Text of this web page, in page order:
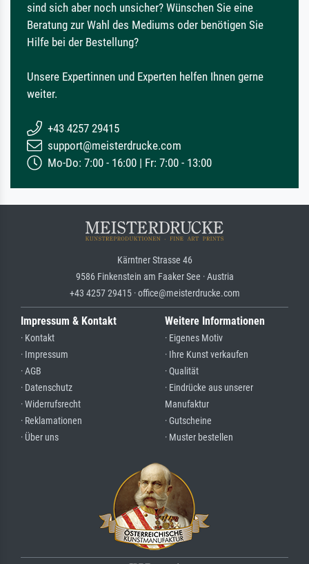
sind sich aber noch unsicher? Wünschen Sie eine
Beratung zur Wahl des Mediums oder benötigen Sie
Hilfe bei der Bestellung?
Unsere Expertinnen und Experten helfen Ihnen gerne
weiter.
+43 4257 29415
support@meisterdrucke.com
Mo-Do: 7:00 - 16:00 | Fr: 7:00 - 13:00
Kärntner Strasse 46
9586 Finkenstein am Faaker See · Austria
+43 4257 29415 · office@meisterdrucke.com
Impressum & Kontakt
· Kontakt
· Impressum
· AGB
· Datenschutz
· Widerrufsrecht
· Reklamationen
· Über uns
Weitere Informationen
· Eigenes Motiv
· Ihre Kunst verkaufen
· Qualität
· Eindrücke aus unserer
Manufaktur
· Gutscheine
· Muster bestellen